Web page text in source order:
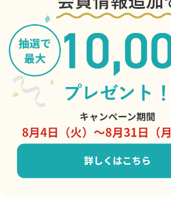
Copyright © Central Japan Railway Company.